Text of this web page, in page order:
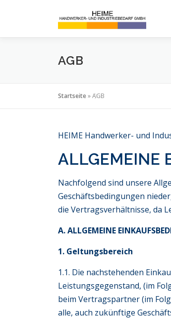
AGB
Startseite»AGB
HEIME Handwerker- und
ALLGEMEINE
Nachfolgend sind unsere
Geschäftsbedingungen
die Vertragsverhältnisse, da
A. ALLGEMEINE
1. Geltungsbereich
1.1. Die nachstehenden
Leistungsgegenstand, (im
beim Vertragspartner (im
alle, auch zukünftige